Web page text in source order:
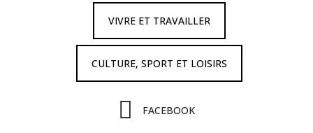
VIVRE ET TRAVAILLER
CULTURE, SPORT ET LOISIRS
FACEBOOK